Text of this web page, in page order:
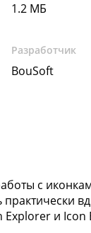
1.2 МБ
Разработчик
BouSoft
с
и Icon